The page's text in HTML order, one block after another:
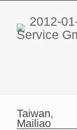
2012-
Service
Taiwan,
Mailiao